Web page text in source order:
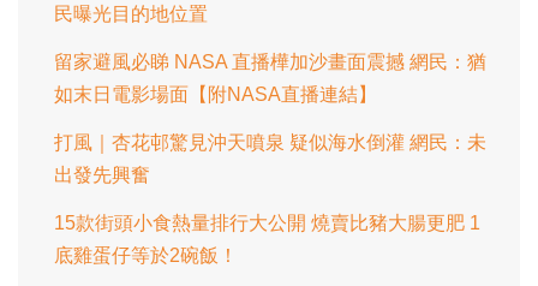
民曝光目的地位置
留家避風必睇 NASA 直播樺加沙畫面震撼 網民：猶
如末日電影場面【附NASA直播連結】
打風｜杏花邨驚見沖天噴泉 疑似海水倒灌 網民：未
出發先興奮
15款街頭小食熱量排行大公開 燒賣比豬大腸更肥 1
底雞蛋仔等於2碗飯！